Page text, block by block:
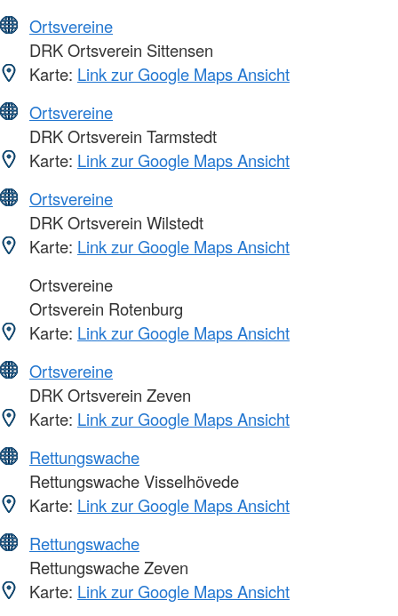
Ortsvereine
DRK Ortsverein Sittensen
Karte: Link zur Google Maps Ansicht
Ortsvereine
DRK Ortsverein Tarmstedt
Karte: Link zur Google Maps Ansicht
Ortsvereine
DRK Ortsverein Wilstedt
Karte: Link zur Google Maps Ansicht
Ortsvereine
Ortsverein Rotenburg
Karte: Link zur Google Maps Ansicht
Ortsvereine
DRK Ortsverein Zeven
Karte: Link zur Google Maps Ansicht
Rettungswache
Rettungswache Visselhövede
Karte: Link zur Google Maps Ansicht
Rettungswache
Rettungswache Zeven
Karte: Link zur Google Maps Ansicht